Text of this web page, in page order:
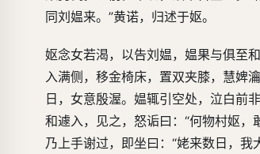
同刘媪来。”黄诺，归述于妪。
妪念女若渴，以告刘媪，媪果与俱至
入满侧，移金椅床，置双夹膝，慧婢
日，女意殷渥。媪辄引空处，泣白前
和遽入，见之，怒诟曰：“何物村妪
乃上手谢过，即坐曰：“姥来数日，